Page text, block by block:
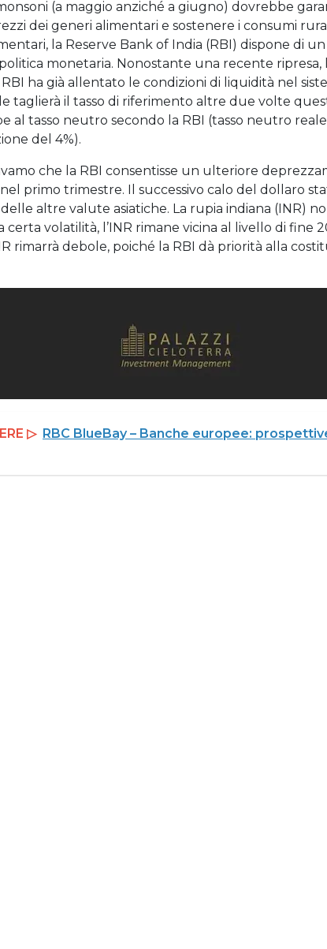
(a maggio anziché a giugno) dovrebbe
dei generi alimentari e sostenere i consumi
la Reserve Bank of India (RBI) dispone di
monetaria. Nonostante una recente ripresa,
ha già allentato le condizioni di liquidità nel
taglierà il tasso di riferimento altre due volte
al tasso neutro secondo la RBI (tasso neutro reale
del 4%).
che la RBI consentisse un ulteriore
primo trimestre. Il successivo calo del dollaro
altre valute asiatiche. La rupia indiana (INR)
volatilità, l’INR rimane vicina al livello di fine
rimarrà debole, poiché la RBI dà priorità alla
▷ RBC BlueBay – Banche europee: